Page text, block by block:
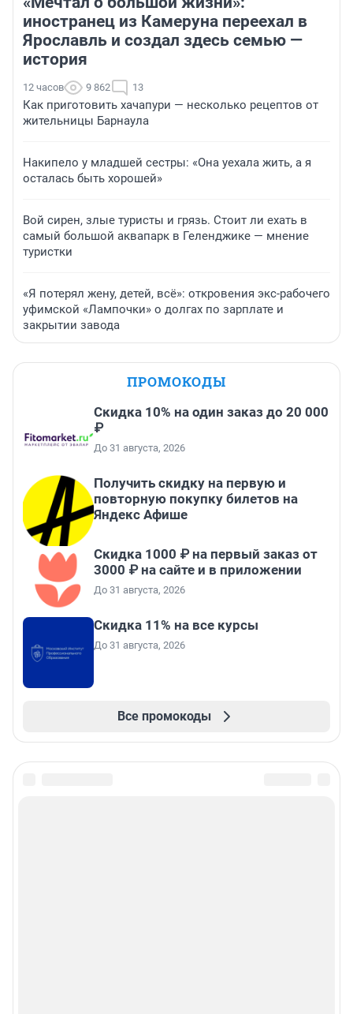
иностранец из Камеруна переехал в
Ярославль и создал здесь семью —
история
12 часов 9 862 13
Как приготовить хачапури — несколько рецептов от
жительницы Барнаула
Накипело у младшей сестры: «Она уехала жить, а я
осталась быть хорошей»
Вой сирен, злые туристы и грязь. Стоит ли ехать в
самый большой аквапарк в Геленджике — мнение
туристки
«Я потерял жену, детей, всё»: откровения экс-рабочего
уфимской «Лампочки» о долгах по зарплате и
закрытии завода
ПРОМОКОДЫ
Скидка 10% на один заказ до 20 000
₽
До 31 августа, 2026
Получить скидку на первую и
повторную покупку билетов на
Яндекс Афише
Скидка 1000 ₽ на первый заказ от
3000 ₽ на сайте и в приложении
До 31 августа, 2026
Скидка 11% на все курсы
До 31 августа, 2026
Все промокоды